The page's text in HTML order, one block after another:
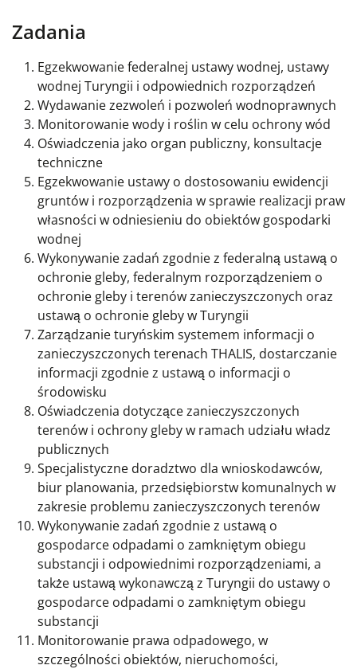
Zadania
Egzekwowanie federalnej ustawy wodnej, ustawy
wodnej Turyngii i odpowiednich rozporządzeń
Wydawanie zezwoleń i pozwoleń wodnoprawnych
Monitorowanie wody i roślin w celu ochrony wód
Oświadczenia jako organ publiczny, konsultacje
techniczne
Egzekwowanie ustawy o dostosowaniu ewidencji
gruntów i rozporządzenia w sprawie realizacji praw
własności w odniesieniu do obiektów gospodarki
wodnej
Wykonywanie zadań zgodnie z federalną ustawą o
ochronie gleby, federalnym rozporządzeniem o
ochronie gleby i terenów zanieczyszczonych oraz
ustawą o ochronie gleby w Turyngii
Zarządzanie turyńskim systemem informacji o
zanieczyszczonych terenach THALIS, dostarczanie
informacji zgodnie z ustawą o informacji o
środowisku
Oświadczenia dotyczące zanieczyszczonych
terenów i ochrony gleby w ramach udziału władz
publicznych
Specjalistyczne doradztwo dla wnioskodawców,
biur planowania, przedsiębiorstw komunalnych w
zakresie problemu zanieczyszczonych terenów
Wykonywanie zadań zgodnie z ustawą o
gospodarce odpadami o zamkniętym obiegu
substancji i odpowiednimi rozporządzeniami, a
także ustawą wykonawczą z Turyngii do ustawy o
gospodarce odpadami o zamkniętym obiegu
substancji
Monitorowanie prawa odpadowego, w
szczególności obiektów, nieruchomości,